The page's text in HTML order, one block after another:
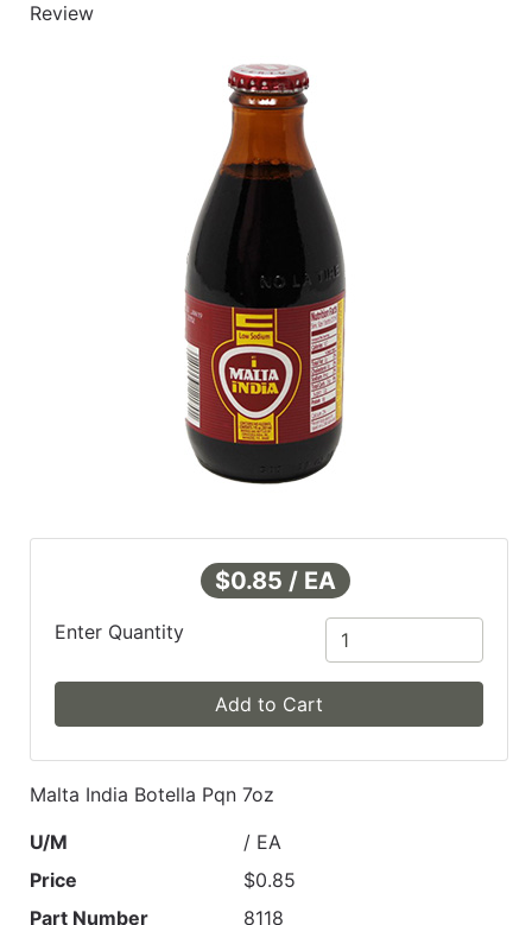
Review
$0.85 / EA
Enter Quantity
Add to Cart
Malta India Botella Pqn 7oz
U/M
/ EA
Price
$0.85
Part Number
8118